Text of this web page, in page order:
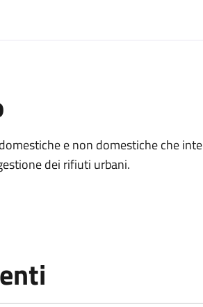
e non domestiche che
dei rifiuti urbani.